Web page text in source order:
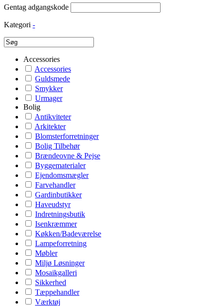
Gentag adgangskode
Kategori -
Accessories
Accessories
Guldsmede
Smykker
Urmager
Bolig
Antikviteter
Arkitekter
Blomsterforretninger
Bolig Tilbehør
Brændeovne & Pejse
Byggematerialer
Ejendomsmægler
Farvehandler
Gardinbutikker
Haveudstyr
Indretningsbutik
Isenkræmmer
Køkken/Badeværelse
Lampeforretning
Møbler
Miljø Løsninger
Mosaikgalleri
Sikkerhed
Tæppehandler
Værktøj